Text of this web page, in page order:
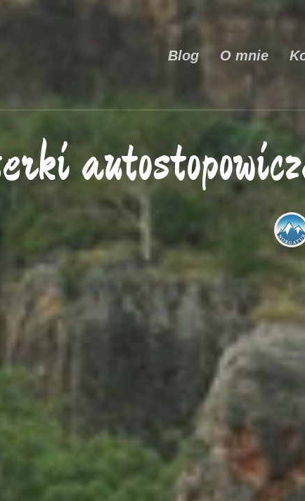
Blog O mnie